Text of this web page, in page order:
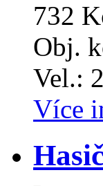
732
Obj.
Vel.:
Více